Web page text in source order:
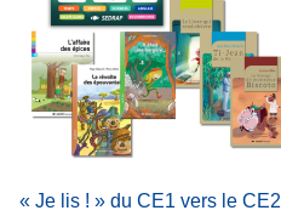
« Je lis ! » du CE1 vers le CE2